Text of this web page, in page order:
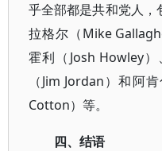
乎全部都是共和党人，
拉格尔（Mike
霍利（Josh Howley
（Jim Jordan）和阿
Cotton）等。
四、结语